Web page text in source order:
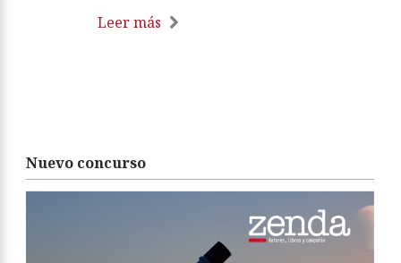
Leer más
Nuevo concurso